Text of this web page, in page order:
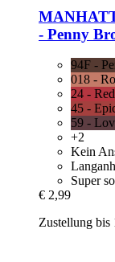
-​ Penny
94F -
018 -
24 -
45 -
59 -
+2
Kein
Super
€ 2,99
Zustellung bis